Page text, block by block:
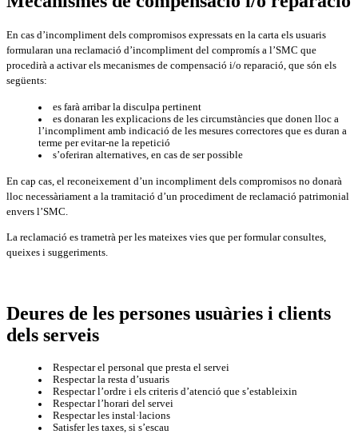
En cas d’incompliment dels compromisos expressats en la carta els usuaris
formularan una reclamació d’incompliment del compromís a l’SMC que
procedirà a activar els mecanismes de compensació i/o reparació, que són els
següents:
es farà arribar la disculpa pertinent
es donaran les explicacions de les circumstàncies que donen lloc a
l’incompliment amb indicació de les mesures correctores que es duran a
terme per evitar-ne la repetició
s’oferiran alternatives, en cas de ser possible
En cap cas, el reconeixement d’un incompliment dels compromisos no donarà
lloc necessàriament a la tramitació d’un procediment de reclamació patrimonial
envers l’SMC.
La reclamació es trametrà per les mateixes vies que per formular consultes,
queixes i suggeriments.
Deures de les persones usuàries i clients
dels serveis
Respectar el personal que presta el servei
Respectar la resta d’usuaris
Respectar l’ordre i els criteris d’atenció que s’estableixin
Respectar l’horari del servei
Respectar les instal·lacions
Satisfer les taxes, si s’escau